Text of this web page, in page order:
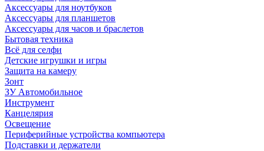
Аксессуары для ноутбуков
Аксессуары для планшетов
Аксессуары для часов и браслетов
Бытовая техника
Всё для селфи
Детские игрушки и игры
Защита на камеру
Зонт
ЗУ Автомобильное
Инструмент
Канцелярия
Освещение
Периферийные устройства компьютера
Подставки и держатели